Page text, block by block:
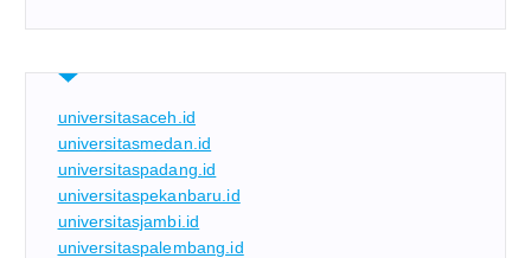
universitasaceh.id
universitasmedan.id
universitaspadang.id
universitaspekanbaru.id
universitasjambi.id
universitaspalembang.id